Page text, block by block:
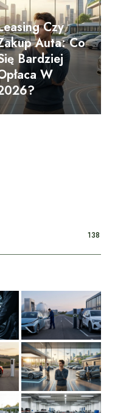
Czy
Auta: Co
Bardziej
W
138